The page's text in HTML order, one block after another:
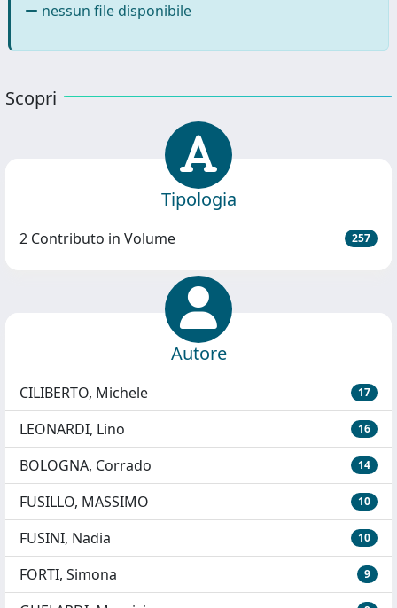
nessun file disponibile
Scopri
Tipologia
2 Contributo in Volume 257
Autore
CILIBERTO, Michele 17
LEONARDI, Lino 16
BOLOGNA, Corrado 14
FUSILLO, MASSIMO 10
FUSINI, Nadia 10
FORTI, Simona 9